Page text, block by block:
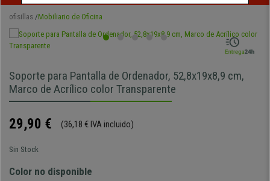
ofisillas Mobiliario de Oficina
Soporte para Pantalla de Ordenador, 52,8x19x8,9 cm,
Marco de Acrílico color Transparente
29,90 € (36,18 € IVA incluido)
Sin Stock
Color no disponible